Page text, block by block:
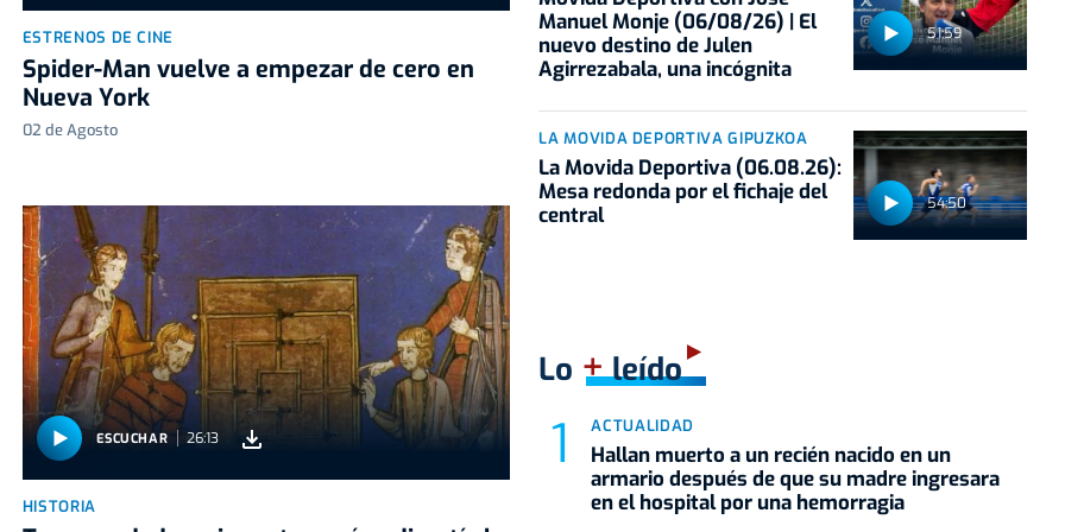
ESTRENOS DE CINE
Spider-Man vuelve a empezar de cero en
Nueva York
02 de Agosto
ESCUCHAR 26:13
HISTORIA
51:59
Manuel Monje (06/08/26) | El
nuevo destino de Julen
Agirrezabala, una incógnita
54:50
LA MOVIDA DEPORTIVA GIPUZKOA
La Movida Deportiva (06.08.26):
Mesa redonda por el fichaje del
central
Lo +leído
ACTUALIDAD
Hallan muerto a un recién nacido en un
armario después de que su madre ingresara
en el hospital por una hemorragia